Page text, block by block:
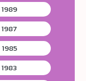
1989
1987
1985
1983